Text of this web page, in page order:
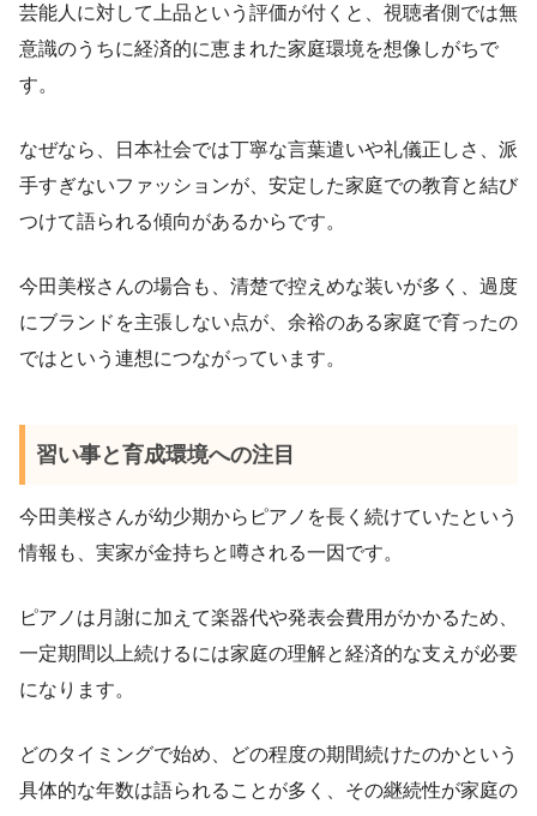
芸能人に対して上品という評価が付くと、視聴者側では無
意識のうちに経済的に恵まれた家庭環境を想像しがちで
す。
なぜなら、日本社会では丁寧な言葉遣いや礼儀正しさ、派
手すぎないファッションが、安定した家庭での教育と結び
つけて語られる傾向があるからです。
今田美桜さんの場合も、清楚で控えめな装いが多く、過度
にブランドを主張しない点が、余裕のある家庭で育ったの
ではという連想につながっています。
習い事と育成環境への注目
今田美桜さんが幼少期からピアノを長く続けていたという
情報も、実家が金持ちと噂される一因です。
ピアノは月謝に加えて楽器代や発表会費用がかかるため、
一定期間以上続けるには家庭の理解と経済的な支えが必要
になります。
どのタイミングで始め、どの程度の期間続けたのかという
具体的な年数は語られることが多く、その継続性が家庭の